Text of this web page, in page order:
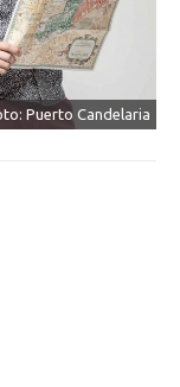
Puerto Candelaria